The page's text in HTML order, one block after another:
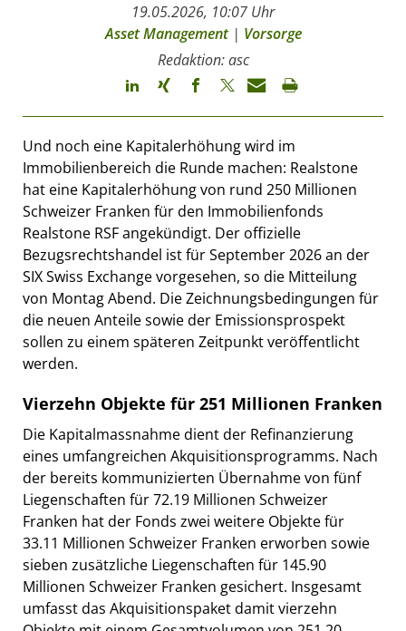
19.05.2026, 10:07 Uhr
Asset Management| Vorsorge
Redaktion: asc
Und noch eine Kapitalerhöhung wird im
Immobilienbereich die Runde machen: Realstone
hat eine Kapitalerhöhung von rund 250 Millionen
Schweizer Franken für den Immobilienfonds
Realstone RSF angekündigt. Der offizielle
Bezugsrechtshandel ist für September 2026 an der
SIX Swiss Exchange vorgesehen, so die Mitteilung
von Montag Abend. Die Zeichnungsbedingungen für
die neuen Anteile sowie der Emissionsprospekt
sollen zu einem späteren Zeitpunkt veröffentlicht
werden.
Vierzehn Objekte für 251 Millionen Franken
Die Kapitalmassnahme dient der Refinanzierung
eines umfangreichen Akquisitionsprogramms. Nach
der bereits kommunizierten Übernahme von fünf
Liegenschaften für 72.19 Millionen Schweizer
Franken hat der Fonds zwei weitere Objekte für
33.11 Millionen Schweizer Franken erworben sowie
sieben zusätzliche Liegenschaften für 145.90
Millionen Schweizer Franken gesichert. Insgesamt
umfasst das Akquisitionspaket damit vierzehn